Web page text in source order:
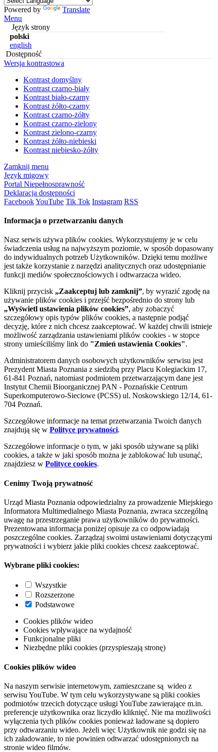
Powered by
Translate
Menu
Język strony
polski
english
Dostępność
Wersja kontrastowa
Kontrast domyślny
Kontrast czarno-biały
Kontrast biało-czarny
Kontrast żółto-czarny
Kontrast czarno-żółty
Kontrast czarno-zielony
Kontrast zielono-czarny
Kontrast żółto-niebieski
Kontrast niebiesko-żółty
Zamknij menu
Język migowy
Portal Niepełnosprawność
Deklaracja dostępności
FacebookYouTube Tik Tok Instagram RSS
Informacja o przetwarzaniu danych
Nasz serwis używa plików cookies. Wykorzystujemy je w celu
świadczenia usług na najwyższym poziomie, w sposób dopasowany
do indywidualnych potrzeb Użytkowników. Dzięki temu możliwe
jest także korzystanie z narzędzi analitycznych oraz udostępnianie
funkcji mediów społecznościowych i odtwarzacza wideo.
Kliknij przycisk „Zaakceptuj lub zamknij”, by wyrazić zgodę na
używanie plików cookies i przejść bezpośrednio do strony lub
„Wyświetl ustawienia plików cookies”, aby zobaczyć
szczegółowy opis typów plików cookies, a następnie podjąć
decyzję, które z nich chcesz zaakceptować. W każdej chwili istnieje
możliwość zarządzania ustawieniami plików cookies - w stopce
strony umieściliśmy link do "Zmień ustawienia Cookies".
Administratorem danych osobowych użytkowników serwisu jest
Prezydent Miasta Poznania z siedzibą przy Placu Kolegiackim 17,
61-841 Poznań, natomiast podmiotem przetwarzającym dane jest
Instytut Chemii Bioorganicznej PAN - Poznańskie Centrum
Superkomputerowo-Sieciowe (PCSS) ul. Noskowskiego 12/14, 61-
704 Poznań.
Szczegółowe informacje na temat przetwarzania Twoich danych
znajdują się w Polityce prywatności.
Szczegółowe informacje o tym, w jaki sposób używane są pliki
cookies, a także w jaki sposób można je zablokować lub usunąć,
znajdziesz w Polityce cookies.
Cenimy Twoją prywatność
Urząd Miasta Poznania odpowiedzialny za prowadzenie Miejskiego
Informatora Multimedialnego Miasta Poznania, zwraca szczególną
uwagę na przestrzeganie prawa użytkowników do prywatności.
Prezentowana informacja poniżej opisuje za co odpowiadają
poszczególne cookies. Zarządzaj swoimi ustawieniami dotyczącymi
prywatności i wybierz jakie pliki cookies chcesz zaakceptować.
Wybrane pliki cookies:
Wszystkie
Rozszerzone
Podstawowe
Cookies plików wideo
Cookies wpływające na wydajność
Funkcjonalne pliki
Niezbędne pliki cookies (przyspieszają stronę)
Cookies plików wideo
Na naszym serwisie internetowym, zamieszczane są wideo z
serwisu YouTube. W tym celu wykorzystywane są pliki cookies
podmiotów trzecich dotyczące usługi YouTube zawierające m.in.
preferencje użytkownika oraz liczydło kliknięć. Nie ma możliwości
wyłączenia tych plików cookies ponieważ ładowane są dopiero
przy odtwarzaniu wideo. Jeżeli więc Użytkownik nie godzi się na
ich załadowanie, to nie powinien odtwarzać udostępnionych na
stronie wideo filmów.